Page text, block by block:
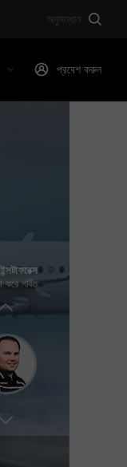
অনুসন্ধান
প্রবেশ করুন
ইন্সটাফরেক্স
গর্বিত